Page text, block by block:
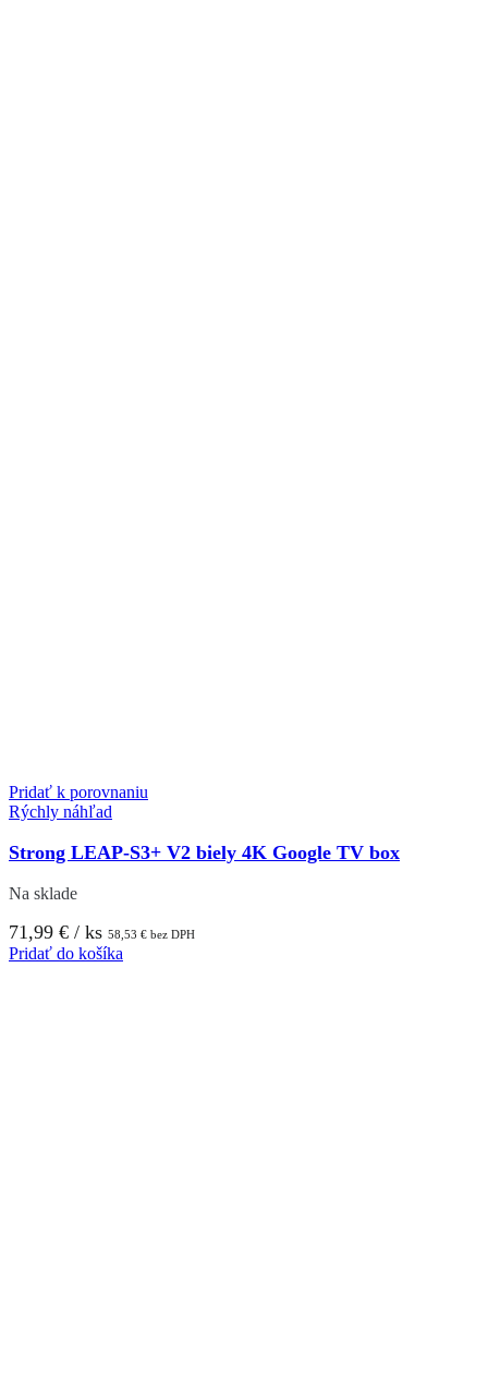
Pridať k porovnaniu
Rýchly náhľad
Strong LEAP-S3+ V2 biely 4K Google TV box
Na sklade
71,99 € / ks 58,53 € bez DPH
Pridať do košíka